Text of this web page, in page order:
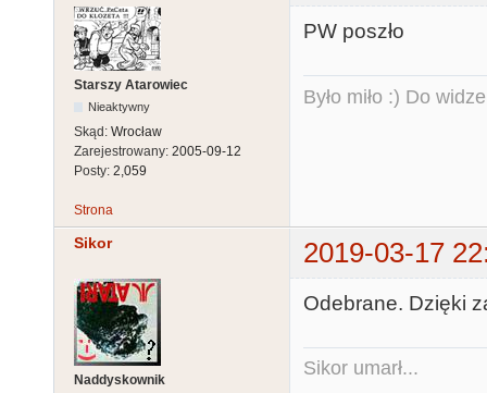
Starszy Atarowiec
Nieaktywny
Skąd: Wrocław
Zarejestrowany: 2005-09-12
Posty: 2,059
PW poszło
Było miło :) Do
Strona
Sikor 2019-03-17
Naddyskownik
Odebrane. Dzięki
Sikor umarł...